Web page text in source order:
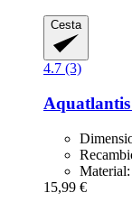
Cesta
4.7 (3)
Aquatlantis
15,99 €